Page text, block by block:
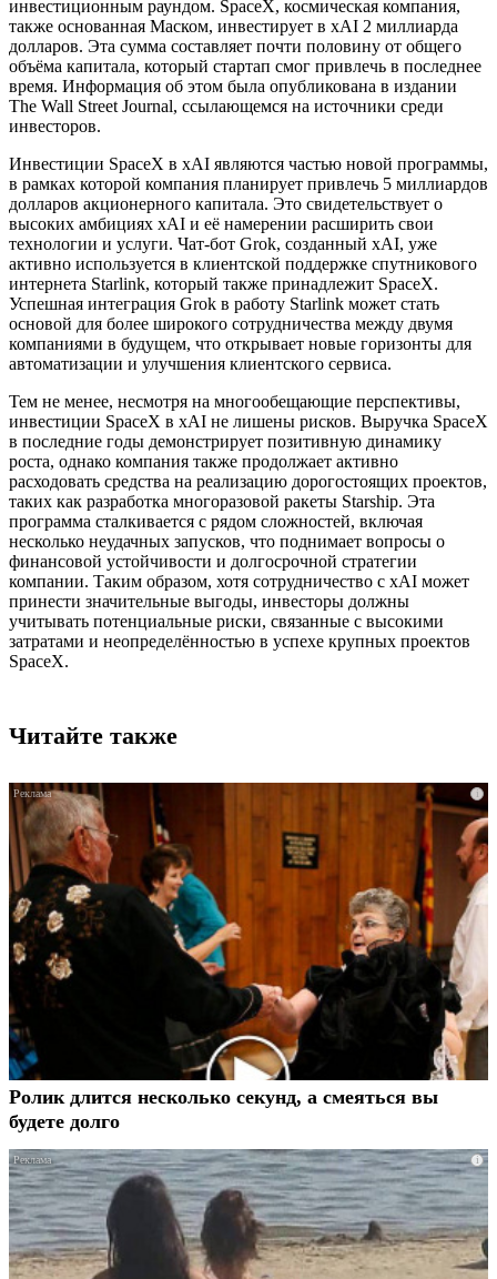
инвестиционным раундом. SpaceX, космическая компания,
также основанная Маском, инвестирует в xAI 2 миллиарда
долларов. Эта сумма составляет почти половину от общего
объёма капитала, который стартап смог привлечь в последнее
время. Информация об этом была опубликована в издании
The Wall Street Journal, ссылающемся на источники среди
инвесторов.
Инвестиции SpaceX в xAI являются частью новой программы,
в рамках которой компания планирует привлечь 5 миллиардов
долларов акционерного капитала. Это свидетельствует о
высоких амбициях xAI и её намерении расширить свои
технологии и услуги. Чат-бот Grok, созданный xAI, уже
активно используется в клиентской поддержке спутникового
интернета Starlink, который также принадлежит SpaceX.
Успешная интеграция Grok в работу Starlink может стать
основой для более широкого сотрудничества между двумя
компаниями в будущем, что открывает новые горизонты для
автоматизации и улучшения клиентского сервиса.
Тем не менее, несмотря на многообещающие перспективы,
инвестиции SpaceX в xAI не лишены рисков. Выручка SpaceX
в последние годы демонстрирует позитивную динамику
роста, однако компания также продолжает активно
расходовать средства на реализацию дорогостоящих проектов,
таких как разработка многоразовой ракеты Starship. Эта
программа сталкивается с рядом сложностей, включая
несколько неудачных запусков, что поднимает вопросы о
финансовой устойчивости и долгосрочной стратегии
компании. Таким образом, хотя сотрудничество с xAI может
принести значительные выгоды, инвесторы должны
учитывать потенциальные риски, связанные с высокими
затратами и неопределённостью в успехе крупных проектов
SpaceX.
Читайте также
i
Ролик длится несколько секунд, а смеяться вы
будете долго
i